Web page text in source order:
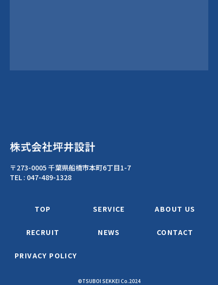
〒273-0005 千葉県船橋市本町6丁目1-7
TEL : 047-489-1328
TOP SERVICE ABOUT US
RECRUIT NEWS CONTACT
PRIVACY POLICY
©TSUBOI SEKKEI Co.2024